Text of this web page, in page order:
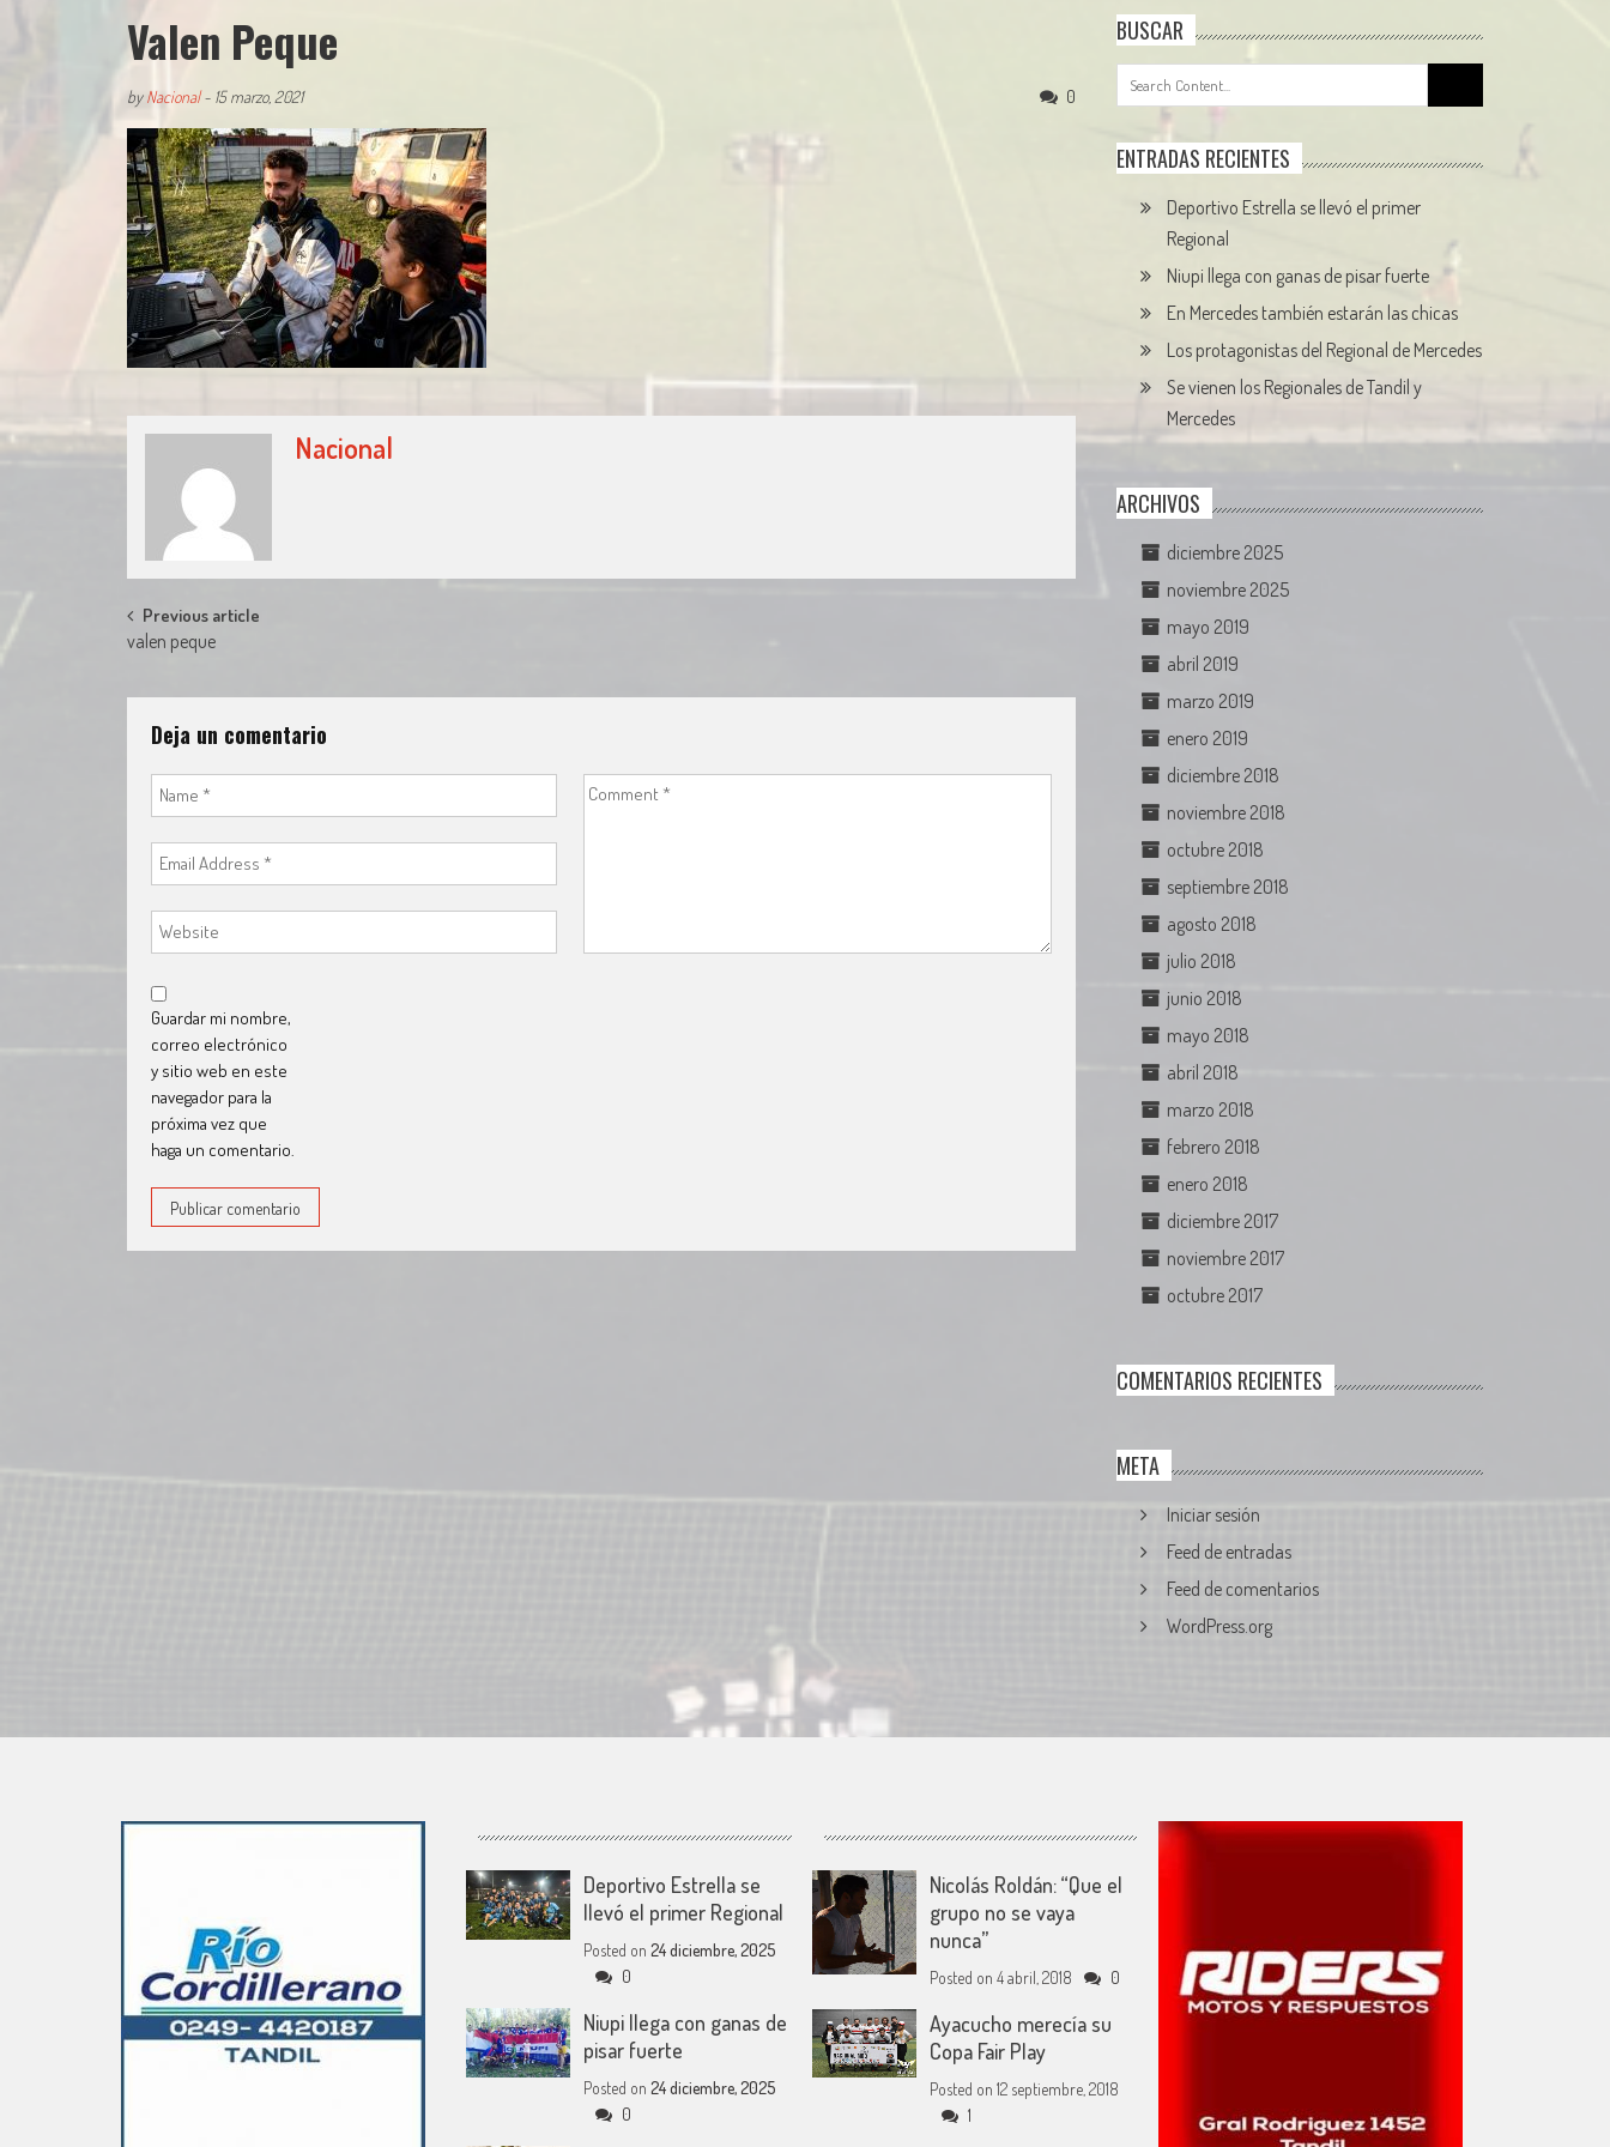
Valen Peque
byNacional- 15 marzo, 2021 0
Nacional
Post
navigation
Previous article
valen peque
Deja un comentario
Guardar mi nombre,
correo electrónico
y sitio web en este
navegador para la
próxima vez que
haga un comentario.
BUSCAR
ENTRADAS RECIENTES
Deportivo Estrella se llevó el primer
Regional
Niupi llega con ganas de pisar fuerte
En Mercedes también estarán las chicas
Los protagonistas del Regional de Mercedes
Se vienen los Regionales de Tandil y
Mercedes
ARCHIVOS
diciembre 2025
noviembre 2025
mayo 2019
abril 2019
marzo 2019
enero 2019
diciembre 2018
noviembre 2018
octubre 2018
septiembre 2018
agosto 2018
julio 2018
junio 2018
mayo 2018
abril 2018
marzo 2018
febrero 2018
enero 2018
diciembre 2017
noviembre 2017
octubre 2017
COMENTARIOS RECIENTES
META
Iniciar sesión
Feed de entradas
Feed de comentarios
WordPress.org
Deportivo Estrella se
llevó el primer Regional
Posted on 24 diciembre, 2025
0
Niupi llega con ganas de
pisar fuerte
Posted on 24 diciembre, 2025
0
Nicolás Roldán: “Que el
grupo no se vaya
nunca”
Posted on 4 abril, 2018 0
Ayacucho merecía su
Copa Fair Play
Posted on 12 septiembre, 2018
1